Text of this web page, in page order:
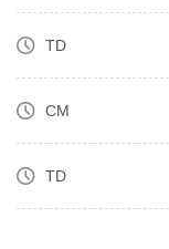
TD
CM
TD